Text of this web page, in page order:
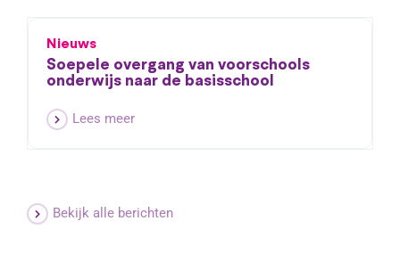
Nieuws
Soepele overgang van voorschools
onderwijs naar de basisschool
Lees meer
Bekijk alle berichten